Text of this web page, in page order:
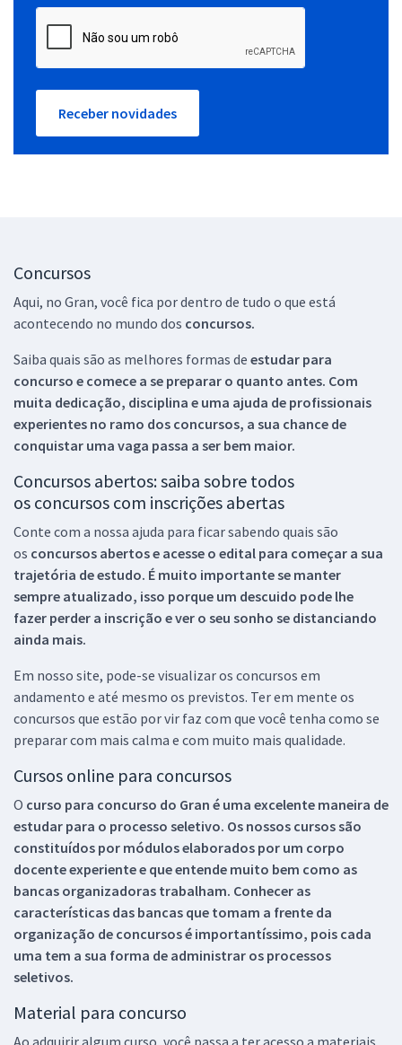
Receber novidades
Concursos
Aqui, no Gran, você fica por dentro de tudo o que está
acontecendo no mundo dos concursos.
Saiba quais são as melhores formas de estudar para
concurso e comece a se preparar o quanto antes. Com
muita dedicação, disciplina e uma ajuda de profissionais
experientes no ramo dos concursos, a sua chance de
conquistar uma vaga passa a ser bem maior.
Concursos abertos: saiba sobre todos
os concursos com inscrições abertas
Conte com a nossa ajuda para ficar sabendo quais são
os concursos abertos e acesse o edital para começar a sua
trajetória de estudo. É muito importante se manter
sempre atualizado, isso porque um descuido pode lhe
fazer perder a inscrição e ver o seu sonho se distanciando
ainda mais.
Em nosso site, pode-se visualizar os concursos em
andamento e até mesmo os previstos. Ter em mente os
concursos que estão por vir faz com que você tenha como se
preparar com mais calma e com muito mais qualidade.
Cursos online para concursos
O curso para concurso do Gran é uma excelente maneira de
estudar para o processo seletivo. Os nossos cursos são
constituídos por módulos elaborados por um corpo
docente experiente e que entende muito bem como as
bancas organizadoras trabalham. Conhecer as
características das bancas que tomam a frente da
organização de concursos é importantíssimo, pois cada
uma tem a sua forma de administrar os processos
seletivos.
Material para concurso
Ao adquirir algum curso, você passa a ter acesso a materiais